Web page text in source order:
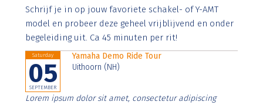
Aenean faucibus nibh et justo cursus id rutrum lorem
imperdiet. Nunc ut sem vitae risus tristique posuere.
Schrijf je in op jouw favoriete schakel- of Y-AMT
model en probeer deze geheel vrijblijvend en onder
begeleiding uit. Ca 45 minuten per rit!
Saturday
05
SEPTEMBER
Yamaha Demo Ride Tour
Uithoorn (NH)
Lorem ipsum dolor sit amet, consectetur adipiscing